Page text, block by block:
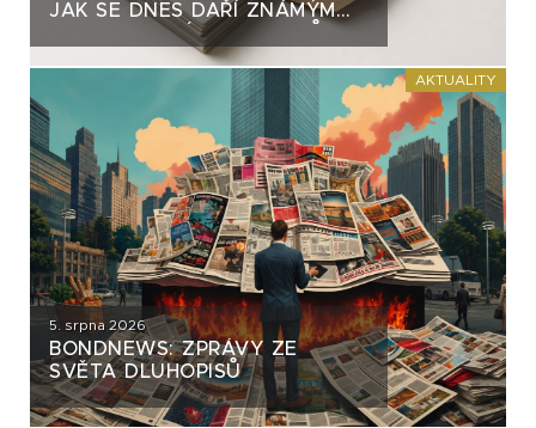
JAK SE DNES DAŘÍ ZNÁMÝM
DLUHOPISOVÝM EMITENTŮM?
AKTUALITY
5. srpna 2026
BONDNEWS: ZPRÁVY ZE
SVĚTA DLUHOPISŮ